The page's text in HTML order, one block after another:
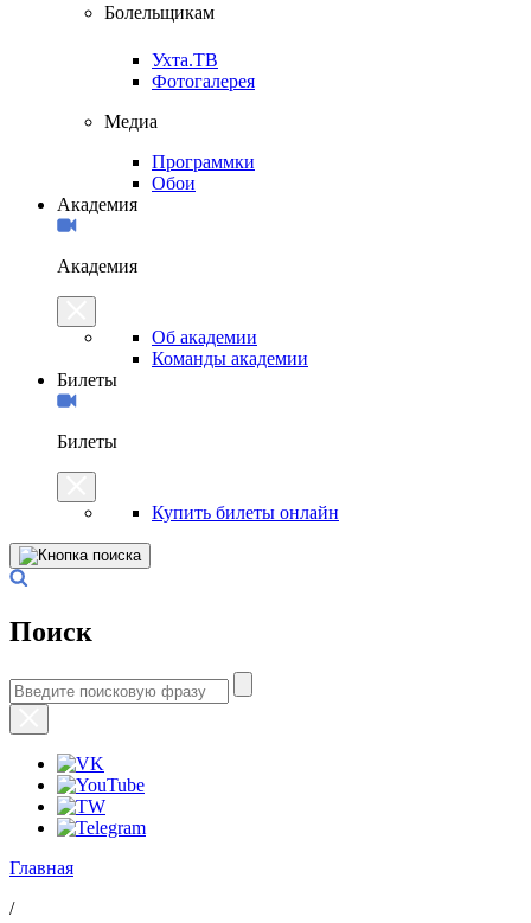
Болельщикам
Ухта.ТВ
Фотогалерея
Медиа
Программки
Обои
Академия
Академия
Об академии
Команды академии
Билеты
Билеты
Купить билеты онлайн
Поиск
Главная
/